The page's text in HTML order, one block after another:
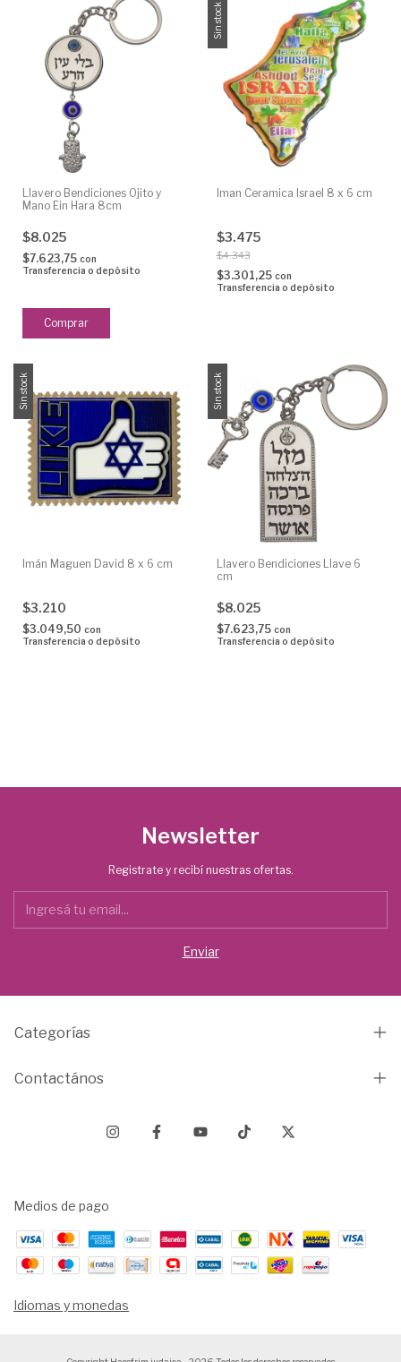
Llavero Bendiciones Ojito y
Mano Ein Hara 8cm
$8.025
$7.623,75 con
Transferencia o depósito
Sin stock
Iman Ceramica Israel 8 x 6 cm
$3.475
$4.343
$3.301,25 con
Transferencia o depósito
Sin stock
Imán Maguen David 8 x 6 cm
$3.210
$3.049,50 con
Transferencia o depósito
Sin stock
Llavero Bendiciones Llave 6
cm
$8.025
$7.623,75 con
Transferencia o depósito
Newsletter
Registrate y recibí nuestras ofertas.
Categorías
Contactános
Medios de pago
Idiomas y monedas